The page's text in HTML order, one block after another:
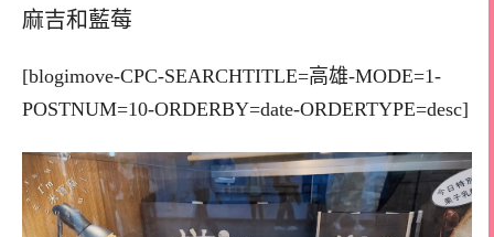
麻吉和藍莓
[blogimove-CPC-SEARCHTITLE=高雄-MODE=1-
POSTNUM=10-ORDERBY=date-ORDERTYPE=desc]